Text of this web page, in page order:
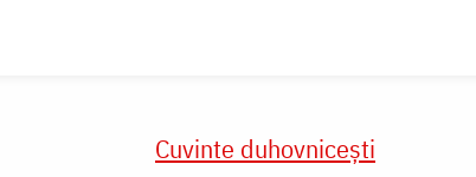
Cuvinte duhovnicești